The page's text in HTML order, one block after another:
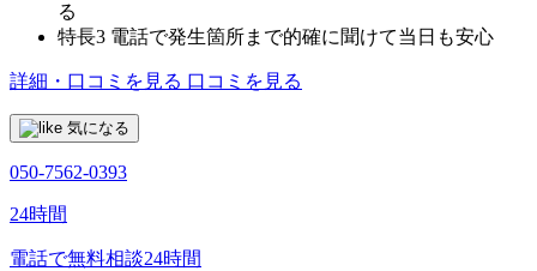
る
特長3 電話で発生箇所まで的確に聞けて当日も安心
詳細・口コミを見る 口コミを見る
気になる
050-7562-0393
24時間
電話で無料相談24時間